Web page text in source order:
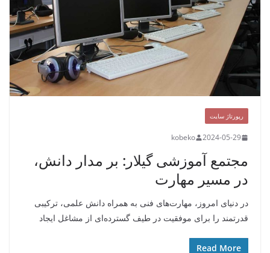
رپورتاژ سایت
2024-05-29
kobeko
مجتمع آموزشی گیلار: بر مدار دانش،
در مسیر مهارت
در دنیای امروز، مهارت‌های فنی به همراه دانش علمی، ترکیبی
قدرتمند را برای موفقیت در طیف گسترده‌ای از مشاغل ایجاد
Read More